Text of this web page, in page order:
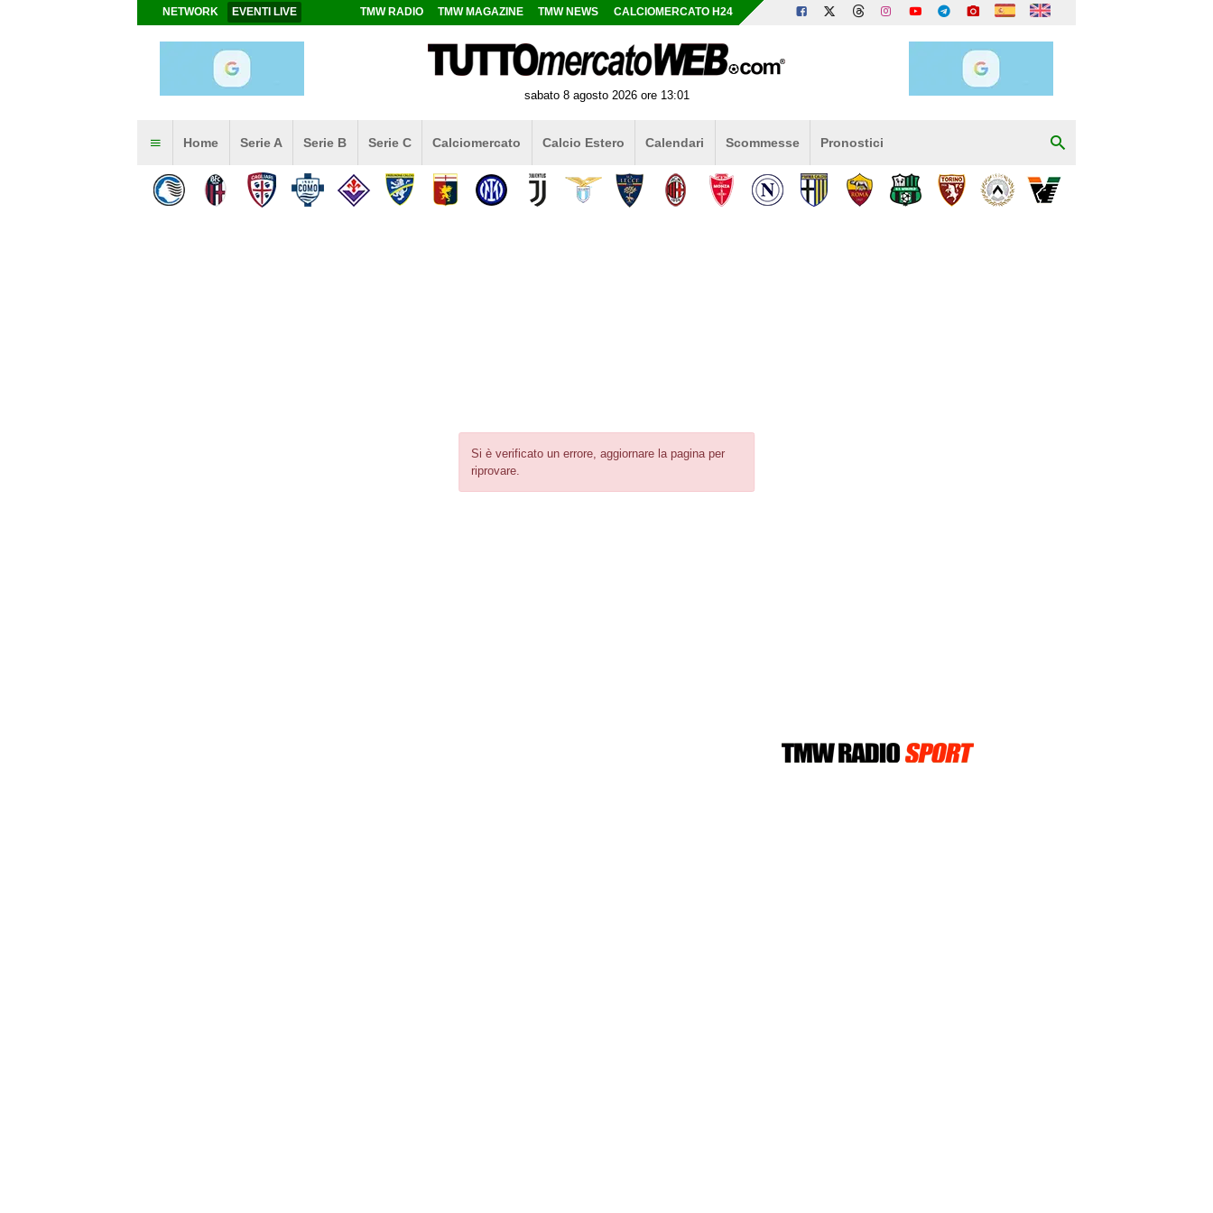
Si è verificato un errore, aggiornare la pagina per
riprovare.
NETWORK EVENTI LIVE TMW RADIO TMW MAGAZINE TMW NEWS CALCIOMERCATO H24
sabato 8 agosto 2026 ore 13:01
Home Serie A Serie B Serie C Calciomercato Calcio Estero Calendari Scommesse Pronostici